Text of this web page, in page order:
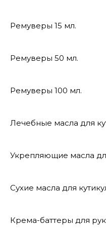
Ремуверы 15 мл.
Ремуверы 50 мл.
Ремуверы 100 мл.
Лечебные масла для
Укрепляющие масла
Сухие масла для
Крема-баттеры для